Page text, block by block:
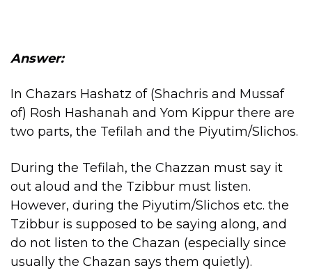
Answer:
In Chazars Hashatz of (Shachris and Mussaf
of) Rosh Hashanah and Yom Kippur there are
two parts, the Tefilah and the Piyutim/Slichos.
During the Tefilah, the Chazzan must say it
out aloud and the Tzibbur must listen.
However, during the Piyutim/Slichos etc. the
Tzibbur is supposed to be saying along, and
do not listen to the Chazan (especially since
usually the Chazan says them quietly).